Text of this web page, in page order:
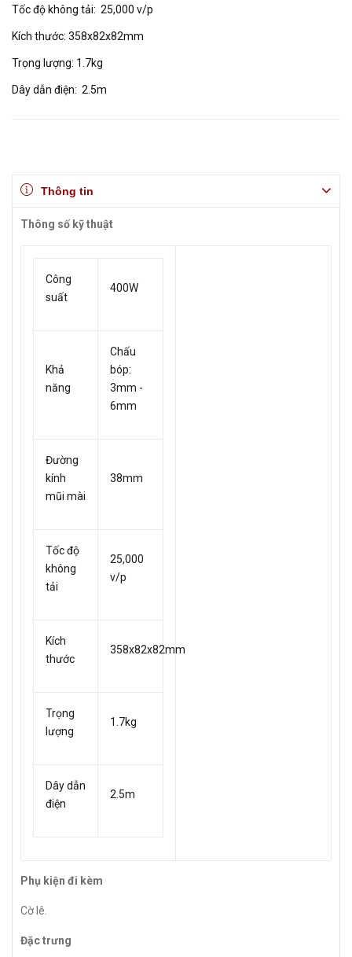
Tốc độ không tải: 25,000 v/p
Kích thước: 358x82x82mm
Trọng lượng: 1.7kg
Dây dẫn điện: 2.5m
Thông tin
Thông số kỹ thuật
Công
suất
400W
Khả
năng
Chấu
bóp:
3mm -
6mm
Đường
kính
mũi mài
38mm
Tốc độ
không
tải
25,000
v/p
Kích
thước
358x82x82mm
Trọng
lượng
1.7kg
Dây dẫn
điện
2.5m
Phụ kiện đi kèm
Cờ lê.
Đặc trưng